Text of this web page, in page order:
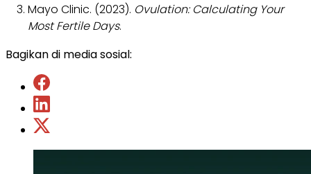
Mayo Clinic. (2023). Ovulation: Calculating Your
Most Fertile Days.
Bagikan di media sosial: